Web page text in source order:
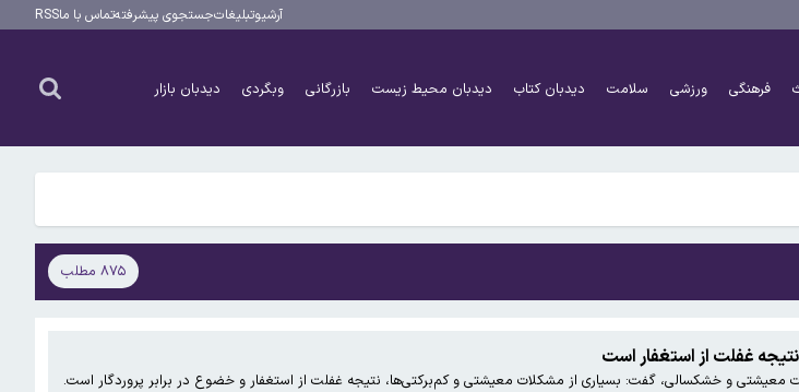
آرشیوتبلیغاتجستجوی پیشرفتهتماس با ماRSS
فرهنگی ورزشی سلامت دیدبان کتاب دیدبان محیط زیست بازرگانی وبگردی دیدبان بازار
۸۷۵ مطلب
غفلت از استغفار است
معیشتی و خشکسالی، گفت: بسیاری از مشکلات معیشتی و کم‌برکتی‌ها، نتیجه غفلت از استغفار و خضوع در برابر پروردگار است.